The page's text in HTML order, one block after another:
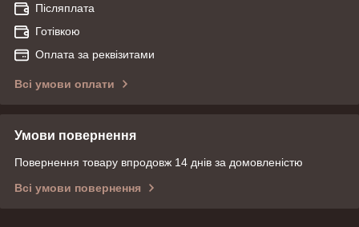
Післяплата
Готівкою
Оплата за реквізитами
Всі умови оплати
Умови повернення
Повернення товару впродовж 14 днів за домовленістю
Всі умови повернення